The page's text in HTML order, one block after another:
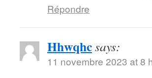
Répondre
Hhwqhcsays:
11 novembre 2023 at 8